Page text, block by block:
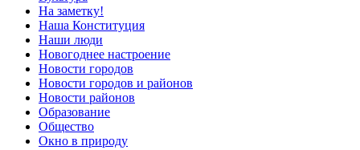
На заметку!
Наша Конституция
Наши люди
Новогоднее настроение
Новости городов
Новости городов и районов
Новости районов
Образование
Общество
Окно в природу